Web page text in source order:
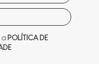
POLÍTICA DE